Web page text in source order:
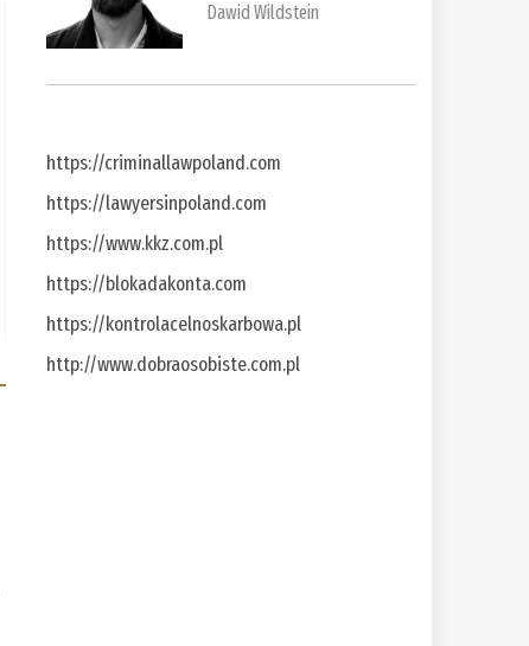
Dawid Wildstein
https://criminallawpoland.com
https://lawyersinpoland.com
https://www.kkz.com.pl
https://blokadakonta.com
https://kontrolacelnoskarbowa.pl
http://www.dobraosobiste.com.pl